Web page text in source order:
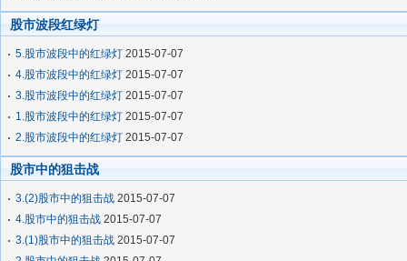
股市波段红绿灯
5.股市波段中的红绿灯 2015-07-07
4.股市波段中的红绿灯 2015-07-07
3.股市波段中的红绿灯 2015-07-07
1.股市波段中的红绿灯 2015-07-07
2.股市波段中的红绿灯 2015-07-07
股市中的狙击战
3.(2)股市中的狙击战 2015-07-07
4.股市中的狙击战 2015-07-07
3.(1)股市中的狙击战 2015-07-07